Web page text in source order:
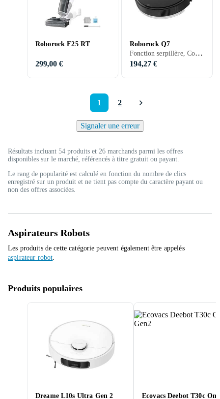
Roborock F25 RT
299,00 €
Roborock Q7
Fonction serpillère, Contrôle vocal, Télécommande, Stationnement automatique, Contrôle via application, Nettoyage des bords, Séchage automatique de la serpillière, Station d'accueil, 150 min, Vidage automatique
194,27 €
1 2
Signaler une erreur
Résultats incluant 54 produits et 26 marchands parmi les offres
disponibles sur le marché, référencés à titre gratuit ou payant.
Le rang de popularité est calculé en fonction du nombre de clics
enregistré sur un produit et ne tient pas compte du caractère payant ou
non des offres associées.
Aspirateurs Robots
Les produits de cette catégorie peuvent également être appelés
aspirateur robot.
Produits populaires
Dreame L10s Ultra Gen 2 Ecovacs Deebot T30c